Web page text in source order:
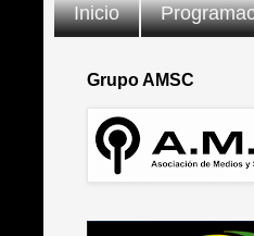
Inicio
Grupo AMSC